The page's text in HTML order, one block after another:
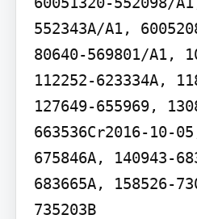
552343A/A1,
80640-569801/A1,
112252-623334A,
127649-655969,
663536Cr2016-10-
675846A, 140943-
683665A, 158526-
735203B